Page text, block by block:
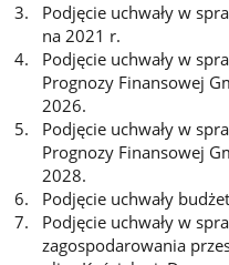
Podjęcie uchwały w
na 2021 r.
Podjęcie uchwały w
Prognozy Finansowej
2026.
Podjęcie uchwały w
Prognozy Finansowej
2028.
Podjęcie uchwały
Podjęcie uchwały w
zagospodarowania